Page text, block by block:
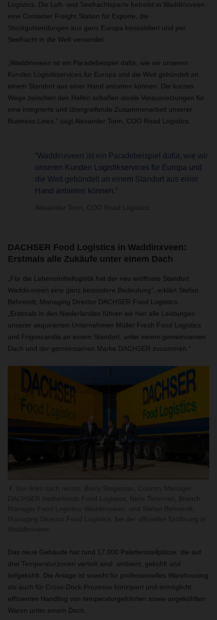
Logistics. Die Luft- und Seefrachtsparte betreibt in Waddinxveen
eine Container Freight Station für Exporte, die
Stückgutsendungen aus ganz Europa konsolidiert und per
Seefracht in die Welt versendet.
„Waddinxveen ist ein Paradebeispiel dafür, wie wir unseren
Kunden Logistikservices für Europa und die Welt gebündelt an
einem Standort aus einer Hand anbieten können. Die kurzen
Wege zwischen den Hallen schaffen ideale Voraussetzungen für
eine integrierte und übergreifende Zusammenarbeit unserer
Business Lines,” sagt Alexander Tonn, COO Road Logistics.
“Waddinxveen ist ein Paradebeispiel dafür, wie wir
unseren Kunden Logistikservices für Europa und
die Welt gebündelt an einem Standort aus einer
Hand anbieten können.”
Alexander Tonn, COO Road Logistics
DACHSER Food Logistics in Waddinxveen:
Erstmals alle Zukäufe unter einem Dach
„Für die Lebensmittellogistik hat der neu eröffnete Standort
Waddinxveen eine ganz besondere Bedeutung”, erklärt Stefan
Behrendt, Managing Director DACHSER Food Logistics.
„Erstmals in den Niederlanden führen wir hier alle Leistungen
unserer akquirierten Unternehmen Müller Fresh Food Logistics
und Frigoscandia an einem Standort, unter einem gemeinsamen
Dach und der gemeinsamen Marke DACHSER zusammen.”
Das neue Gebäude hat rund 17.000 Palettenstellplätze, die auf
drei Temperaturzonen verteilt sind: ambient, gekühlt und
tiefgekühlt. Die Anlage ist sowohl für professionelles Warehousing
als auch für Cross-Dock-Prozesse konzipiert und ermöglicht
effizientes Handling von temperaturgeführten sowie ungekühlten
Waren unter einem Dach.